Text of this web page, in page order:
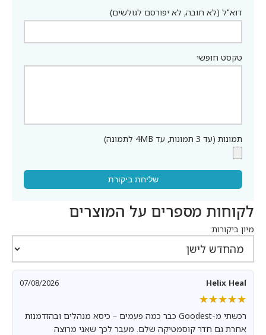
דוא"ל (לא חובה, לא יפורסם לגולשים)
טקסט חופשי
תמונות (עד 3 תמונות, עד 4MB לתמונה)
שליחת ביקורת
לקוחות מספרים על המוצרים
מיון ביקורות:
Helix Heal
07/08/2026
★★★★★
★★★★★
רכשתי מ-Goodest כבר כמה פעמים – כיסא מנהלים ובהזדמנות
אחרת גם חדר קוסמטיקה שלם. מעבר לכך שאני מרוצה